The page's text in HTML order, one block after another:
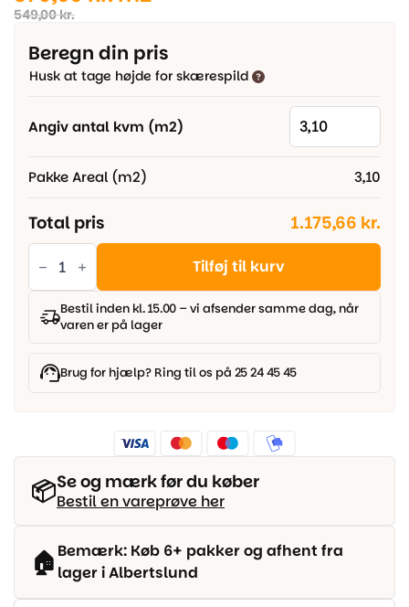
549,00kr.
oprindelige
pris
var:
aktuelle
pris
er:
Beregn din pris
Husk at tage højde for skærespild
Angiv antal kvm (m2)
Pakke Areal (m2) 3,10
Total pris 1.175,66 kr.
Parador
Modular
-
Atmosphere
slebet
Slotsplanke
antal
Tilføj til kurv
Bestil inden kl. 15.00 – vi afsender samme dag, når
varen er på lager
Brug for hjælp? Ring til os på 25 24 45 45
📦Se og mærk før du køber
Bestil en vareprøve her
🏠 Bemærk: Køb 6+ pakker og afhent fra
lager i Albertslund